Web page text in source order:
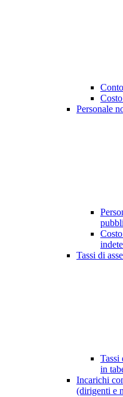
Personale
Tassi di
Tassi
in
Incarichi
(dirigenti e